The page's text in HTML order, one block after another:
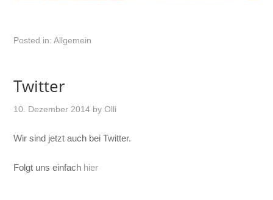
Posted in:Allgemein
Twitter
10. Dezember 2014 byOlli
Wir sind jetzt auch bei Twitter.
Folgt uns einfach hier